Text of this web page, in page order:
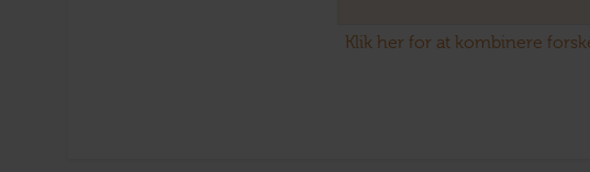
Klik her for at kombinere